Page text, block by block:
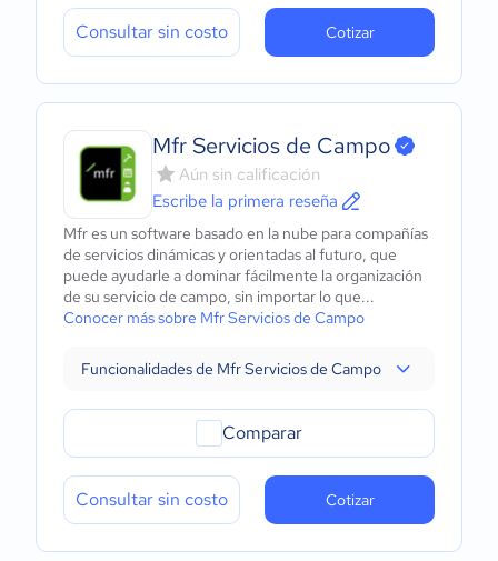
Consultar sin costo Cotizar
Mfr Servicios de Campo
Aún sin calificación
Escribe la primera reseña
Mfr es un software basado en la nube para compañías
de servicios dinámicas y orientadas al futuro, que
puede ayudarle a dominar fácilmente la organización
de su servicio de campo, sin importar lo que...
Conocer más sobre Mfr Servicios de Campo
Funcionalidades de Mfr Servicios de Campo
Comparar
Consultar sin costo Cotizar